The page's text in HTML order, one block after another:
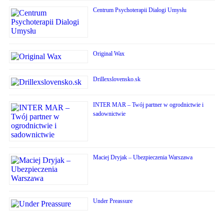
Centrum Psychoterapii Dialogi Umysłu
Original Wax
Drillexslovensko.sk
INTER MAR – Twój partner w ogrodnictwie i
sadownictwie
Maciej Dryjak – Ubezpieczenia Warszawa
Under Preassure